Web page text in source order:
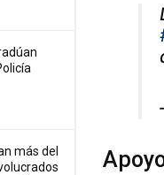
más del